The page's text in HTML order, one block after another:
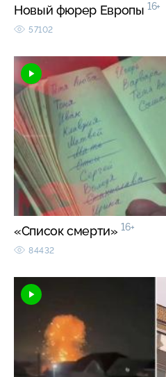
Новый фюрер Европы 16+
57102
«Список смерти» 16+
84432